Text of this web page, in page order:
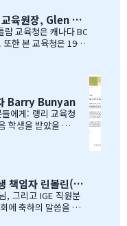
동들에도너
난 빈 자리를
종 대표님을 비
리엔테이션과
그램을 비롯한 다
원을 해주셨습
, 그리고 지속
와 협력 관
감사편지 : 코퀴틀람 교육청 국제학생 교육원장, Glen Conley
교육청은 캐나다 BC
한 본 교육청은 1999
재 캐나다에서 가장
다. 코퀴틀람 교육청
도 10년이 되어갑니
생들이 캐나다에 잘
님을 비롯하여 모든 I
습니다. 우리는 IGE
Barry Bunyan
에게: 랭리 교육청
학생을 받았을 때
시간을 보내왔습
기술과 정보의
통할 때 IGE 통역
속적으로 깊은 인
지로 고려할 핵심
학원들과도 파트
축하메세지 -노스밴쿠버 교육청 유학생 책임자 린볼린(Lynne Bolen) 편지
, 그리고 IGE 직원분
에 축하의 말씀을 전
관심을 보여준 한국